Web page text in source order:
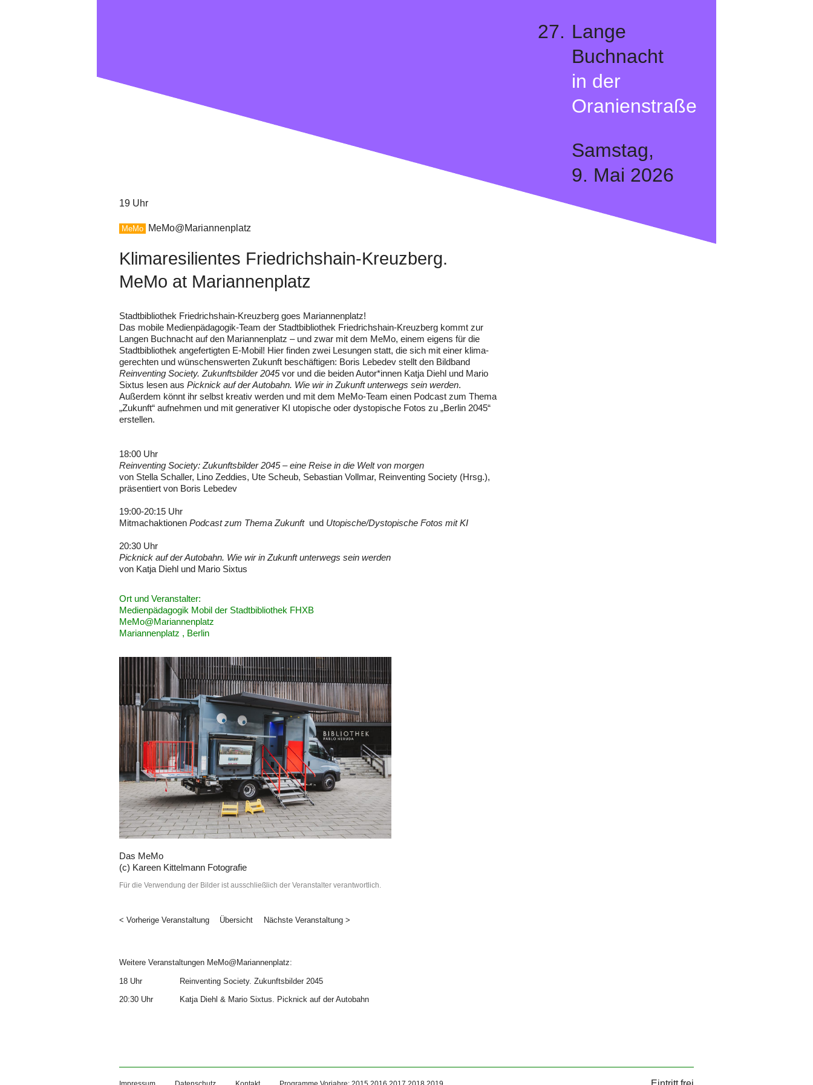
27. Lange
Buchnacht
in der
Oranienstraße
Samstag,
9. Mai 2026
19 Uhr
MeMo MeMo@Mariannenplatz
Klimaresilientes Friedrichshain-Kreuzberg.
MeMo at Mariannenplatz
Stadtbibliothek Friedrichshain-Kreuzberg goes Mariannenplatz!
Das mobile Medienpädagogik-Team der Stadtbibliothek Friedrichshain-Kreuzberg kommt zur
Langen Buchnacht auf den Mariannenplatz – und zwar mit dem MeMo, einem eigens für die
Stadtbibliothek angefertigten E-Mobil! Hier finden zwei Lesungen statt, die sich mit einer klima­
gerechten und wünschenswerten Zukunft beschäftigen: Boris Lebedev stellt den Bildband
Reinventing Society. Zukunftsbilder 2045vor und die beiden Autor*innen Katja Diehl und Mario
Sixtus lesen aus Picknick auf der Autobahn. Wie wir in Zukunft unterwegs sein werden.
Außerdem könnt ihr selbst kreativ werden und mit dem MeMo-Team einen Podcast zum Thema
„Zukunft“ aufnehmen und mit generativer KI utopische oder dystopische Fotos zu „Berlin 2045“
erstellen.
18:00 Uhr
Reinventing Society: Zukunftsbilder 2045 – eine Reise in die Welt von morgen
von Stella Schaller, Lino Zeddies, Ute Scheub, Sebastian Vollmar, Reinventing Society (Hrsg.),
präsentiert von Boris Lebedev
19:00-20:15 Uhr
Mitmachaktionen Podcast zum Thema Zukunftund Utopische/Dystopische Fotos mit KI
20:30 Uhr
Picknick auf der Autobahn. Wie wir in Zukunft unterwegs sein werden
von Katja Diehl und Mario Sixtus
Ort und Veranstalter:
Medienpädagogik Mobil der Stadtbibliothek FHXB
MeMo@Mariannenplatz
Mariannenplatz , Berlin
Für die Verwendung der Bilder ist ausschließlich der Veranstalter verantwortlich.
Das MeMo
(c) Kareen Kittelmann Fotografie
< Vorherige Veranstaltung Übersicht Nächste Veranstaltung >
Weitere Veranstaltungen MeMo@Mariannenplatz:
18 Uhr
Reinventing Society. Zukunftsbilder 2045
20:30 Uhr
Katja Diehl & Mario Sixtus. Picknick auf der Autobahn